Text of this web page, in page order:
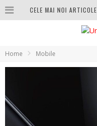
CELE MAI NOI ARTICOLE
Home Mobile